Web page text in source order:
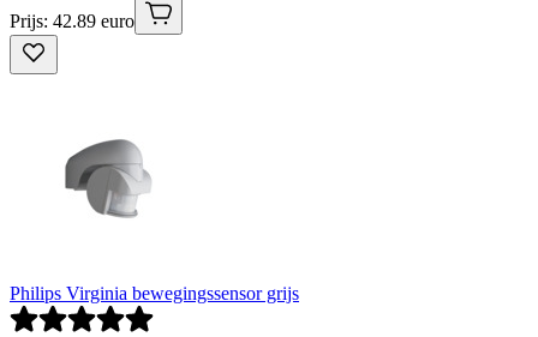
Prijs: 42.89 euro
Philips Virginia bewegingssensor grijs